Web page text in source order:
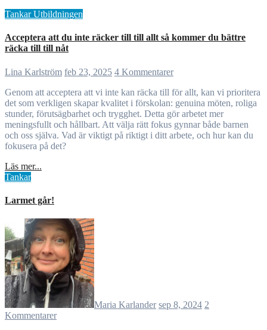
TankarUtbildningen
Acceptera att du inte räcker till till allt så kommer du bättre
räcka till till nåt
Lina Karlström feb 23, 2025 4 Kommentarer
Genom att acceptera att vi inte kan räcka till för allt, kan vi prioritera
det som verkligen skapar kvalitet i förskolan: genuina möten, roliga
stunder, förutsägbarhet och trygghet. Detta gör arbetet mer
meningsfullt och hållbart. Att välja rätt fokus gynnar både barnen
och oss själva. Vad är viktigt på riktigt i ditt arbete, och hur kan du
fokusera på det?
Läs mer...
Tankar
Larmet går!
Maria Karlander sep 8, 2024 2
Kommentarer